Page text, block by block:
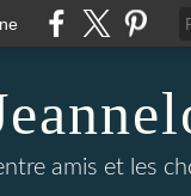
amis et les